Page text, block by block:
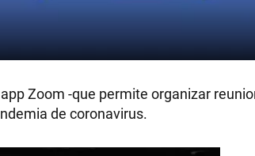
Zoom -que permite organizar
de coronavirus.